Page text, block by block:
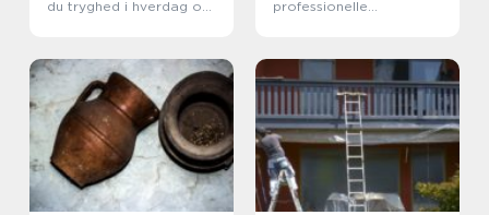
du tryghed i hverdag og
professionelle